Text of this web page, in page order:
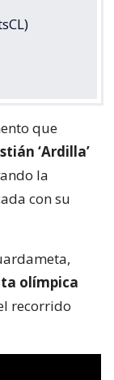
que
‘Ardilla’
la
con su
olímpica
recorrido